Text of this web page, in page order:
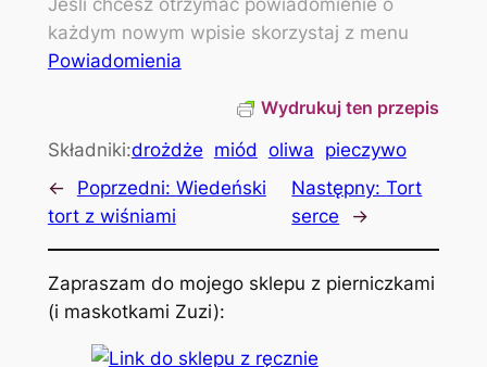
każdym nowym wpisie skorzystaj z menu
Powiadomienia
Wydrukuj ten przepis
Składniki:drożdże miód oliwa pieczywo
←
Poprzedni: Wiedeński
tort z wiśniami
Następny: Tort
serce
→
Zapraszam do mojego sklepu z pierniczkami
(i maskotkami Zuzi):